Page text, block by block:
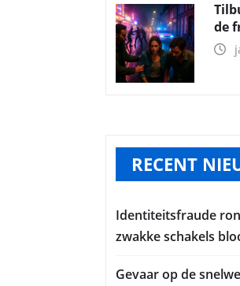
de
RECENT
Identiteitsfraude
zwakke schakels
Gevaar op de